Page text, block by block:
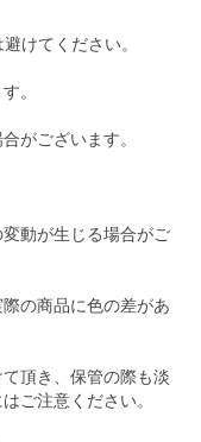
けてください。
。
がございます。
動が生じる場合がご
の商品に色の差があ
頂き、保管の際も淡
ご注意ください。